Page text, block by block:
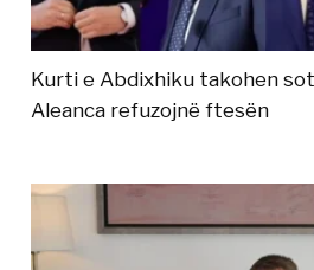
Kurti e Abdixhiku takohen
Aleanca refuzojnë ftesën